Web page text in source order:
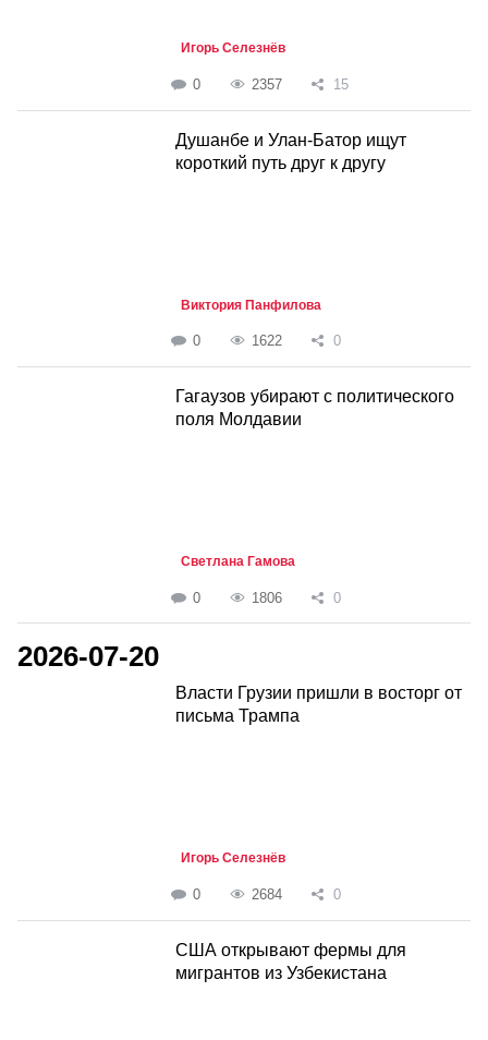
Игорь Селезнёв
0 2357 15
Душанбе и Улан-Батор ищут
короткий путь друг к другу
Виктория Панфилова
0 1622 0
Гагаузов убирают с политического
поля Молдавии
Светлана Гамова
0 1806 0
2026-07-20
Власти Грузии пришли в восторг от
письма Трампа
Игорь Селезнёв
0 2684 0
США открывают фермы для
мигрантов из Узбекистана